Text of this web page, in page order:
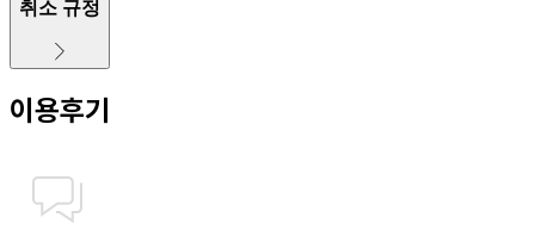
취소 규정
이용후기